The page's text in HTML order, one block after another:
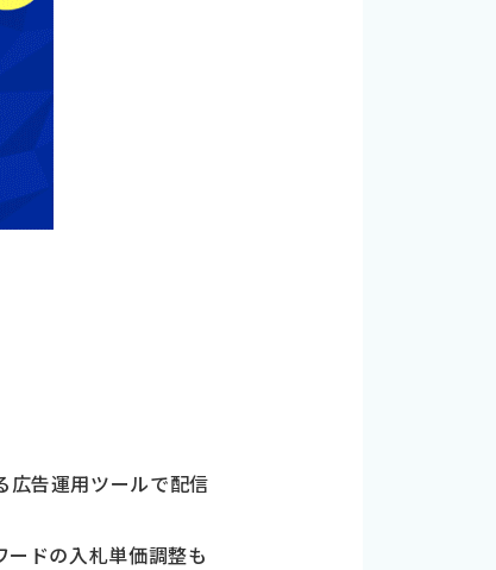
広告運用ツールで配信
ドの入札単価調整も